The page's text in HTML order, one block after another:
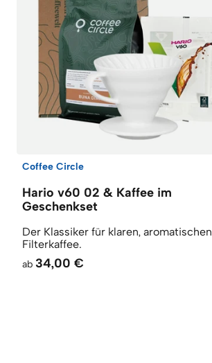
Coffee Circle
Hario v60 02 & Kaffee im
Geschenkset
Der Klassiker für klaren, aromatischen
Filterkaffee.
ab 34,00 €